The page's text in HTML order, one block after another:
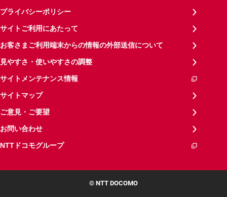
プライバシーポリシー
サイトご利用にあたって
お客さまご利用端末からの情報の外部送信について
見やすさ・使いやすさの調整
サイトメンテナンス情報
サイトマップ
ご意見・ご要望
お問い合わせ
NTTドコモグループ
© NTT DOCOMO